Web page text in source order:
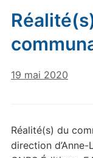
19 mai 2020
Réalité(s) du
direction